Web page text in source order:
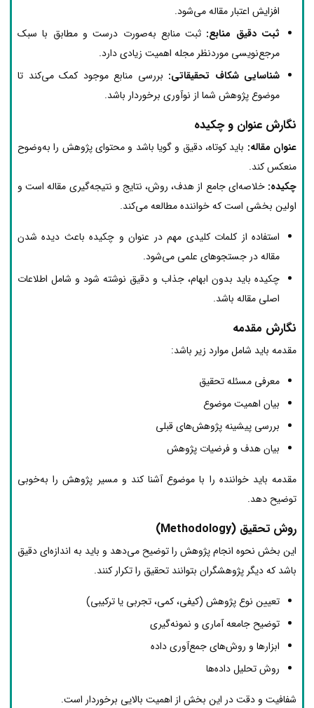
افزایش اعتبار مقاله می‌شود.
ثبت دقیق منابع: ثبت منابع به‌صورت درست و مطابق با سبک
مرجع‌نویسی موردنظر مجله اهمیت زیادی دارد.
شناسایی شکاف تحقیقاتی: بررسی منابع موجود کمک می‌کند تا
موضوع پژوهش شما از نوآوری برخوردار باشد.
نگارش عنوان و چکیده
عنوان مقاله: باید کوتاه، دقیق و گویا باشد و محتوای پژوهش را به‌وضوح
منعکس کند.
چکیده: خلاصه‌ای جامع از هدف، روش، نتایج و نتیجه‌گیری مقاله است و
اولین بخشی است که خواننده مطالعه می‌کند.
استفاده از کلمات کلیدی مهم در عنوان و چکیده باعث دیده شدن
مقاله در جستجوهای علمی می‌شود.
چکیده باید بدون ابهام، جذاب و دقیق نوشته شود و شامل اطلاعات
اصلی مقاله باشد.
نگارش مقدمه
مقدمه باید شامل موارد زیر باشد:
معرفی مسئله تحقیق
بیان اهمیت موضوع
بررسی پیشینه پژوهش‌های قبلی
بیان هدف و فرضیات پژوهش
مقدمه باید خواننده را با موضوع آشنا کند و مسیر پژوهش را به‌خوبی
توضیح دهد.
روش تحقیق (Methodology)
این بخش نحوه انجام پژوهش را توضیح می‌دهد و باید به اندازه‌ای دقیق
باشد که دیگر پژوهشگران بتوانند تحقیق را تکرار کنند.
تعیین نوع پژوهش (کیفی، کمی، تجربی یا ترکیبی)
توضیح جامعه آماری و نمونه‌گیری
ابزارها و روش‌های جمع‌آوری داده
روش تحلیل داده‌ها
شفافیت و دقت در این بخش از اهمیت بالایی برخوردار است.